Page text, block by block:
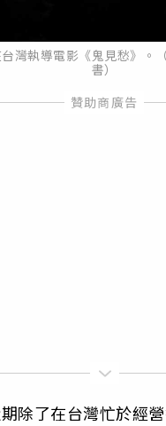
灣執導電影《鬼見愁》。
書）
除了在台灣忙於經